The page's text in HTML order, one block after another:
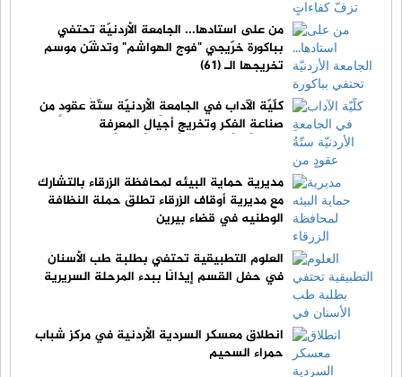
من على استادها... الجامعة الأردنيّة تحتفي
بباكورة خرّيجي "فوج الهواشم" وتدشّن موسم
تخريجها الـ (61)
كلّيّة الآداب في الجامعةِ الأردنيّة ستّةُ عقودٍ من
صناعةِ الفِكر وتخريجِ أجيالِ المعرِفة
مديرية حماية البيئه لمحافظة الزرقاء بالتشارك
مع مديرية أوقاف الزرقاء تطلق حملة النظافة
الوطنيه في قضاء بيرين
العلوم التطبيقية تحتفي بطلبة طب الأسنان
في حفل القسم إيذانًا ببدء المرحلة السريرية
انطلاق معسكر السردية الأردنية في مركز شباب
حمراء السحيم